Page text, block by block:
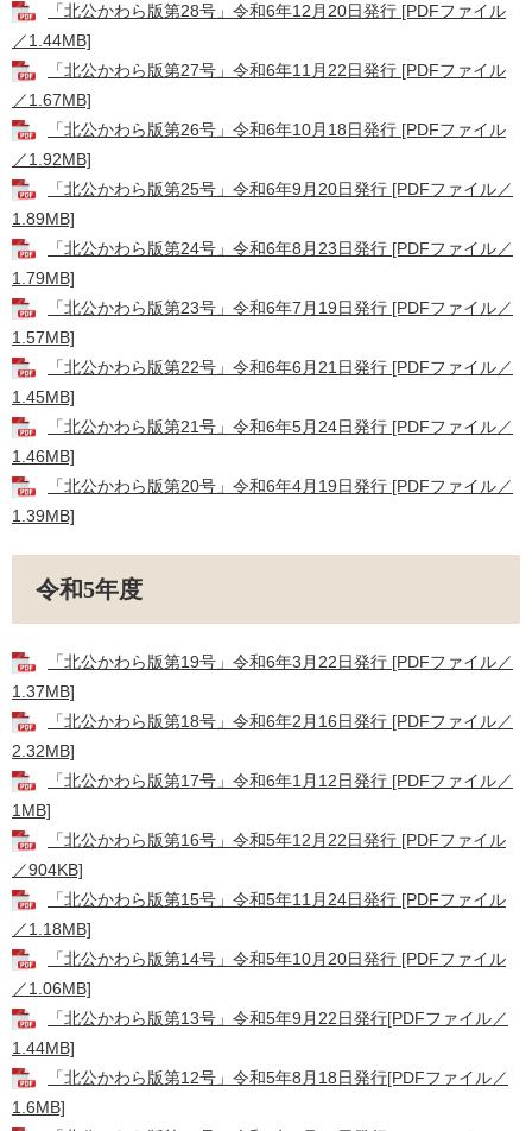
「北公かわら版第28号」令和6年12月20日発行 [PDFファイル
／1.44MB]
「北公かわら版第27号」令和6年11月22日発行 [PDFファイル
／1.67MB]
「北公かわら版第26号」令和6年10月18日発行 [PDFファイル
／1.92MB]
「北公かわら版第25号」令和6年9月20日発行 [PDFファイル／
1.89MB]
「北公かわら版第24号」令和6年8月23日発行 [PDFファイル／
1.79MB]
「北公かわら版第23号」令和6年7月19日発行 [PDFファイル／
1.57MB]
「北公かわら版第22号」令和6年6月21日発行 [PDFファイル／
1.45MB]
「北公かわら版第21号」令和6年5月24日発行 [PDFファイル／
1.46MB]
「北公かわら版第20号」令和6年4月19日発行 [PDFファイル／
1.39MB]
令和5年度
「北公かわら版第19号」令和6年3月22日発行 [PDFファイル／
1.37MB]
「北公かわら版第18号」令和6年2月16日発行 [PDFファイル／
2.32MB]
「北公かわら版第17号」令和6年1月12日発行 [PDFファイル／
1MB]
「北公かわら版第16号」令和5年12月22日発行 [PDFファイル
／904KB]
「北公かわら版第15号」令和5年11月24日発行 [PDFファイル
／1.18MB]
「北公かわら版第14号」令和5年10月20日発行 [PDFファイル
／1.06MB]
「北公かわら版第13号」令和5年9月22日発行[PDFファイル／
1.44MB]
「北公かわら版第12号」令和5年8月18日発行[PDFファイル／
1.6MB]